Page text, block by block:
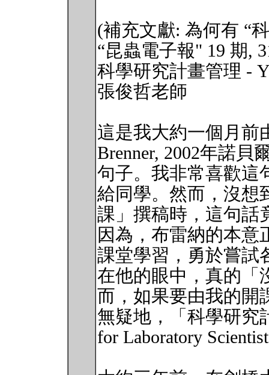
(補充文獻: 為何有 “
“昆蟲電子報" 19 期,
科學研究計畫管理 -
張俊哲老師
這是我大約一個月前
Brenner, 2002年諾貝
句子。我非常喜歡這
給同學。然而，沒想
課」撰稿時，這句話
因為，布雷納的本意
課堂學習，勇於嘗試
在他的眼中，真的「
而，如果要由我的開
無疑地，「科學研究
for Laboratory